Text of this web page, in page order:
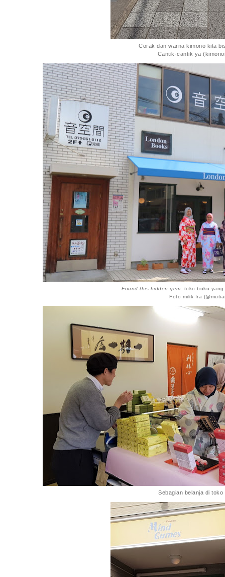
Corak dan warna kimono kita
Cantik-cantik ya
Found this hidden gem: toko buku
Foto milik Ira
Sebagian belanja di toko